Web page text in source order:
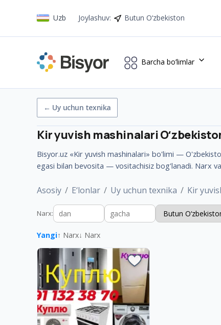
Uzb Joylashuv: Butun O‘zbekiston
Barcha bo’limlar
← Uy uchun texnika
Kir yuvish mashinalari
Bisyor.uz «Kir yuvish mashinalari» bo'limi —
egasi bilan bevosita — vositachisiz bog'lanadi. Narx
Asosiy E‘lonlar Uy uchun texnika Kir
Narx:
Yangi↑ Narx↓ Narx